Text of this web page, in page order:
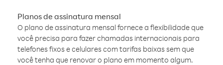
Planos de assinatura mensal
O plano de assinatura mensal fornece a flexibilidade que
você precisa para fazer chamadas internacionais para
telefones fixos e celulares com tarifas baixas sem que
você tenha que renovar o plano em momento algum.